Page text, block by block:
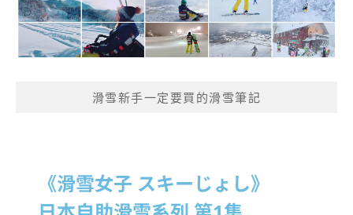
滑雪新手一定要買的滑雪筆記